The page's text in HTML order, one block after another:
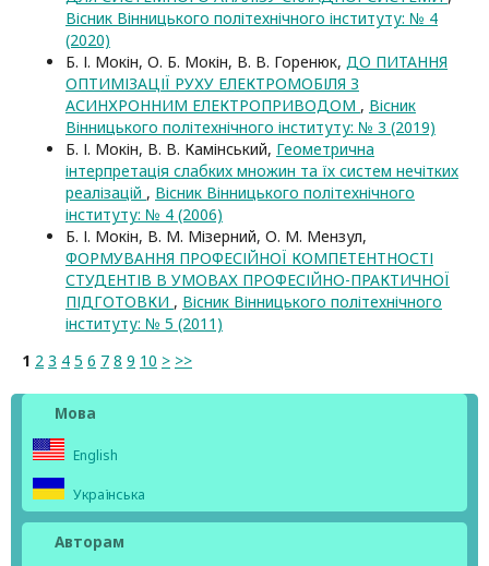
Вісник Вінницького політехнічного інституту: № 4
(2020)
Б. І. Мокін, О. Б. Мокін, В. В. Горенюк, ДО ПИТАННЯ
ОПТИМІЗАЦІЇ РУХУ ЕЛЕКТРОМОБІЛЯ З
АСИНХРОННИМ ЕЛЕКТРОПРИВОДОМ , Вісник
Вінницького політехнічного інституту: № 3 (2019)
Б. І. Мокін, В. В. Камінський, Геометрична
інтерпретація слабких множин та їх систем нечітких
реалізацій , Вісник Вінницького політехнічного
інституту: № 4 (2006)
Б. І. Мокін, В. М. Мізерний, О. М. Мензул,
ФОРМУВАННЯ ПРОФЕСІЙНОЇ КОМПЕТЕНТНОСТІ
СТУДЕНТІВ В УМОВАХ ПРОФЕСІЙНО-ПРАКТИЧНОЇ
ПІДГОТОВКИ , Вісник Вінницького політехнічного
інституту: № 5 (2011)
1 2 3 4 5 6 7 8 9 10 > >>
Мова
English
Українська
Авторам